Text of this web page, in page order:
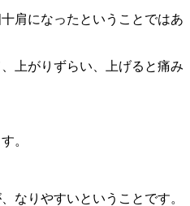
肩になったということではあ
上がりずらい、上げると痛み
。
なりやすいということです。